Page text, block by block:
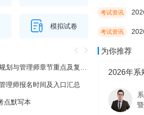
模拟试卷
理师报名时间及入口汇总
点默写本
考试资讯
考试资讯
为你推荐
2026年系